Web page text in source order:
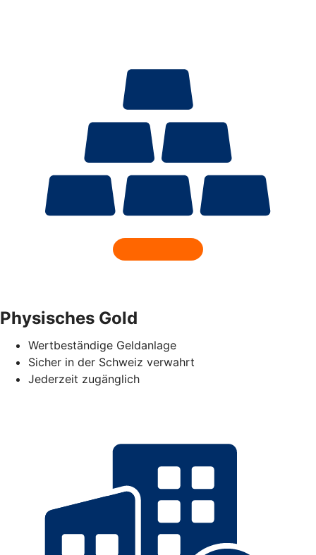
Physisches Gold
Wertbeständige Geldanlage
Sicher in der Schweiz verwahrt
Jederzeit zugänglich